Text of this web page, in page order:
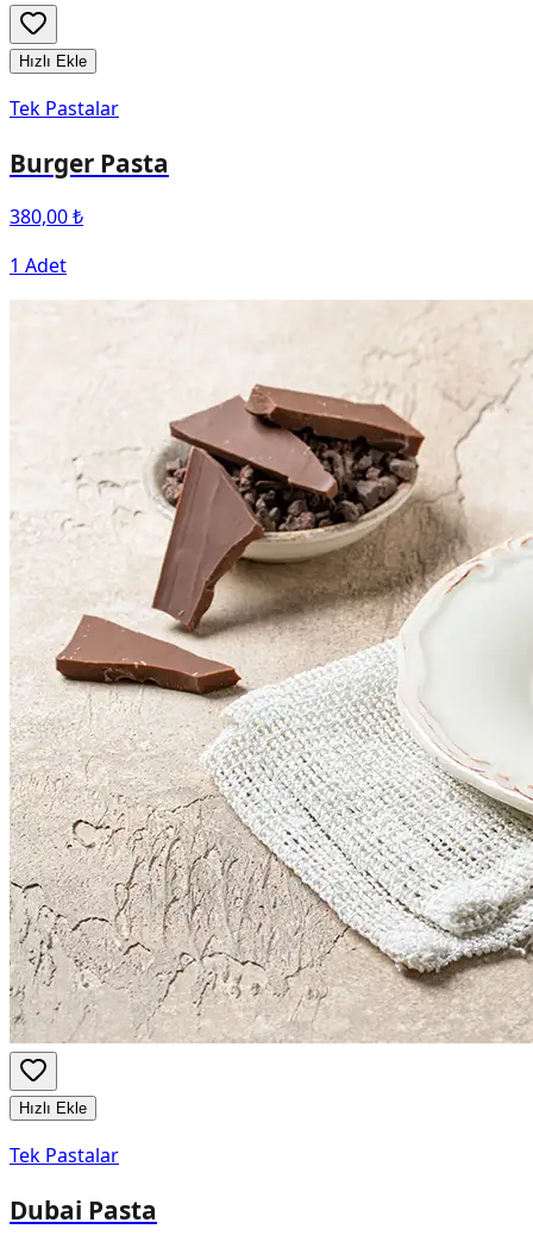
Hızlı Ekle
Tek Pastalar
Burger Pasta
380,00 ₺
1 Adet
Hızlı Ekle
Tek Pastalar
Dubai Pasta